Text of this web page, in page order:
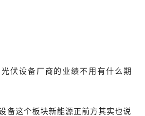
伏设备厂商的业绩不用有什么期
备这个板块新能源正前方其实也说